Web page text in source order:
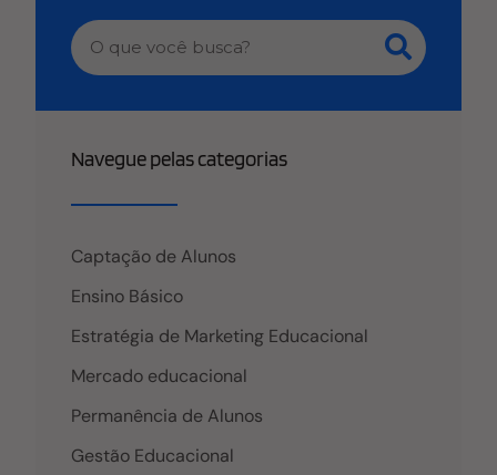
Navegue pelas categorias
Captação de Alunos
Ensino Básico
Estratégia de Marketing Educacional
Mercado educacional
Permanência de Alunos
Gestão Educacional